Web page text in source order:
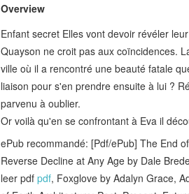
Overview
Enfant secret Elles vont devoir révéler
Quayson ne croit pas aux coïncidences.
ville où il a rencontré une beauté fatale
liaison pour s'en prendre ensuite à lui ?
parvenu à oublier.
Or voilà qu'en se confrontant à Eva il
ePub recommandé: [Pdf/ePub] The End
Reverse Decline at Any Age by Dale
leer pdf pdf, Foxglove by Adalyn Grace,